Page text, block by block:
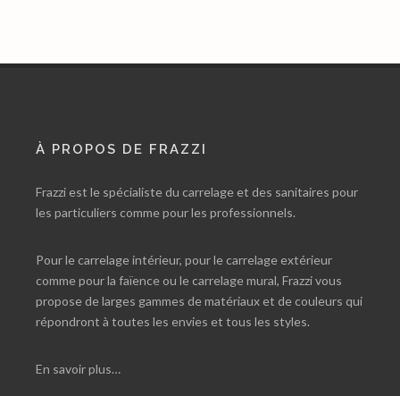
À PROPOS DE FRAZZI
Frazzi est le spécialiste du carrelage et des sanitaires pour
les particuliers comme pour les professionnels.
Pour le carrelage intérieur, pour le carrelage extérieur
comme pour la faïence ou le carrelage mural, Frazzi vous
propose de larges gammes de matériaux et de couleurs qui
répondront à toutes les envies et tous les styles.
En savoir plus…